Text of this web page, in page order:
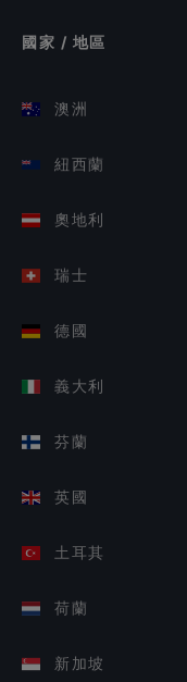
國家 / 地區
澳洲
紐西蘭
奧地利
瑞士
德國
義大利
芬蘭
英國
土耳其
荷蘭
新加坡